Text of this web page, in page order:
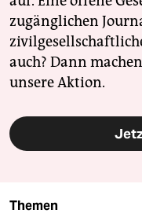
zugänglichen
auch? Dann
unsere Aktion.
Themen